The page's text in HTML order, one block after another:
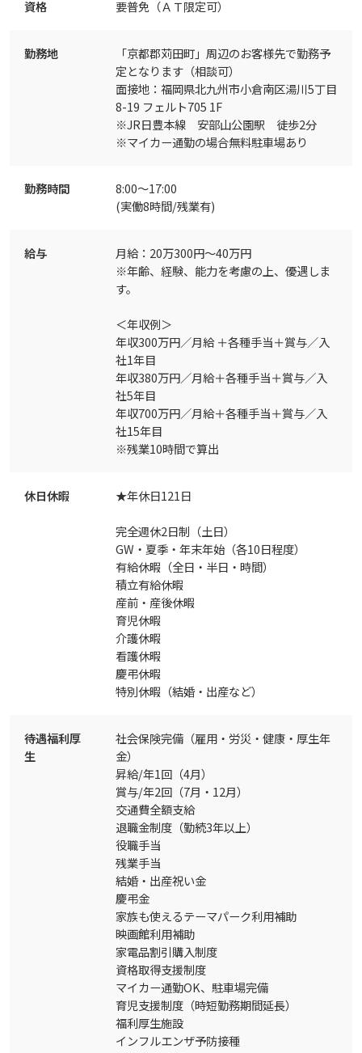
資格 要普免（ＡＴ限定可）
勤務地
「京都郡苅田町」周辺のお客様先で勤務予
定となります（相談可）
面接地：福岡県北九州市小倉南区湯川5丁目
8-19 フェルト705 1F
※JR日豊本線 安部山公園駅 徒歩2分
※マイカー通勤の場合無料駐車場あり
勤務時間
8:00～17:00
(実働8時間/残業有)
給与
月給：20万300円～40万円
※年齢、経験、能力を考慮の上、優遇しま
す。
＜年収例＞
年収300万円／月給 ＋各種手当＋賞与／入
社1年目
年収380万円／月給＋各種手当＋賞与／入
社5年目
年収700万円／月給＋各種手当＋賞与／入
社15年目
※残業10時間で算出
休日休暇 ★年休日121日
完全週休2日制（土日）
GW・夏季・年末年始（各10日程度）
有給休暇（全日・半日・時間）
積立有給休暇
産前・産後休暇
育児休暇
介護休暇
看護休暇
慶弔休暇
特別休暇（結婚・出産など）
待遇福利厚
生
社会保険完備（雇用・労災・健康・厚生年
金）
昇給/年1回（4月）
賞与/年2回（7月・12月）
交通費全額支給
退職金制度（勤続3年以上）
役職手当
残業手当
結婚・出産祝い金
慶弔金
家族も使えるテーマパーク利用補助
映画館利用補助
家電品割引購入制度
資格取得支援制度
マイカー通勤OK、駐車場完備
育児支援制度（時短勤務期間延長）
福利厚生施設
インフルエンザ予防接種